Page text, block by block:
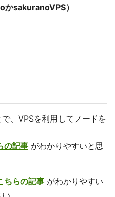
sakuranoVPS）
、VPSを利用してノードを
の記事 がわかりやすいと思
ちらの記事 がわかりやすい
。